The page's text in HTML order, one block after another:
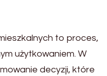
to proces,
użytkowaniem. W
decyzji, które